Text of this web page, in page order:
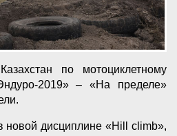
по мотоциклетному
2019» – «На пределе»
новой дисциплине «Нill climb»,